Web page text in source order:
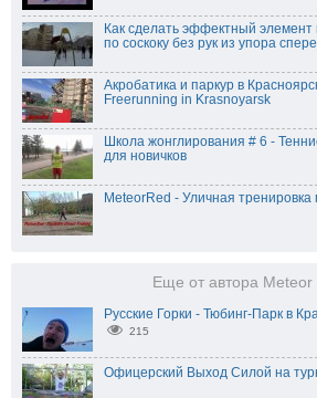
Как сделать эффектный элемент
по соскоку без рук из упора
Акробатика и паркур в
Freerunning in Krasnoyarsk
Школа жонглирования # 6 -
для новичков
MeteorRed - Уличная тренировка
Еще от автора Meteor
Русские Горки - Тюбинг-Парк в
215
Офицерский Выход Силой на